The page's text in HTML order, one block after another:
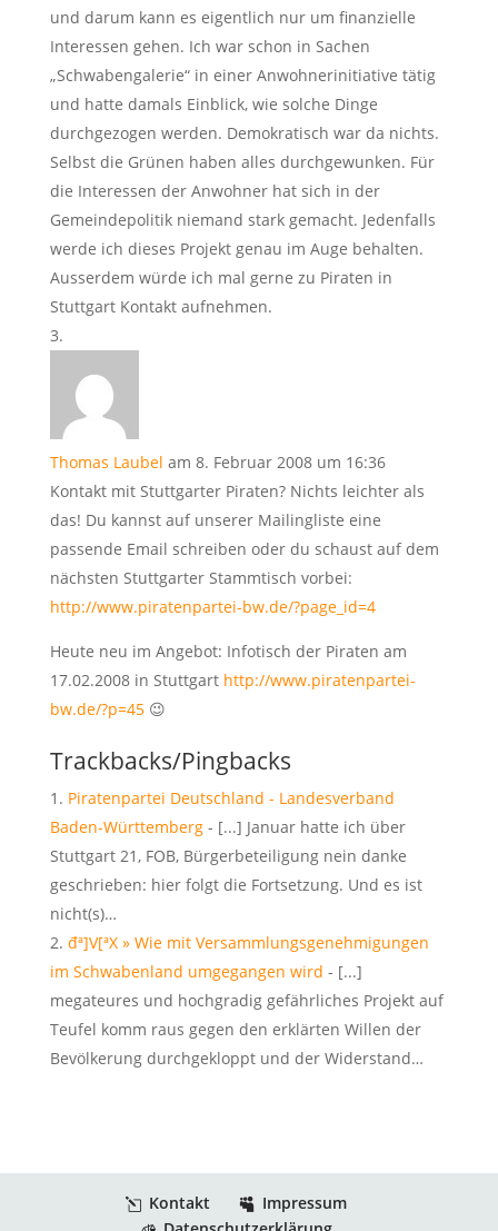
und darum kann es eigentlich nur um finanzielle
Interessen gehen. Ich war schon in Sachen
„Schwabengalerie“ in einer Anwohnerinitiative tätig
und hatte damals Einblick, wie solche Dinge
durchgezogen werden. Demokratisch war da nichts.
Selbst die Grünen haben alles durchgewunken. Für
die Interessen der Anwohner hat sich in der
Gemeindepolitik niemand stark gemacht. Jedenfalls
werde ich dieses Projekt genau im Auge behalten.
Ausserdem würde ich mal gerne zu Piraten in
Stuttgart Kontakt aufnehmen.
Thomas Laubel am 8. Februar 2008 um 16:36
Kontakt mit Stuttgarter Piraten? Nichts leichter als
das! Du kannst auf unserer Mailingliste eine
passende Email schreiben oder du schaust auf dem
nächsten Stuttgarter Stammtisch vorbei:
http://www.piratenpartei-bw.de/?page_id=4
Heute neu im Angebot: Infotisch der Piraten am
17.02.2008 in Stuttgart http://www.piratenpartei-
bw.de/?p=45😉
Trackbacks/Pingbacks
Piratenpartei Deutschland - Landesverband
Baden-Württemberg- [...] Januar hatte ich über
Stuttgart 21, FOB, Bürgerbeteiligung nein danke
geschrieben: hier folgt die Fortsetzung. Und es ist
nicht(s)…
đª]V[ªX » Wie mit Versammlungsgenehmigungen
im Schwabenland umgegangen wird - [...]
megateures und hochgradig gefährliches Projekt auf
Teufel komm raus gegen den erklärten Willen der
Bevölkerung durchgekloppt und der Widerstand…
Kontakt
Impressum